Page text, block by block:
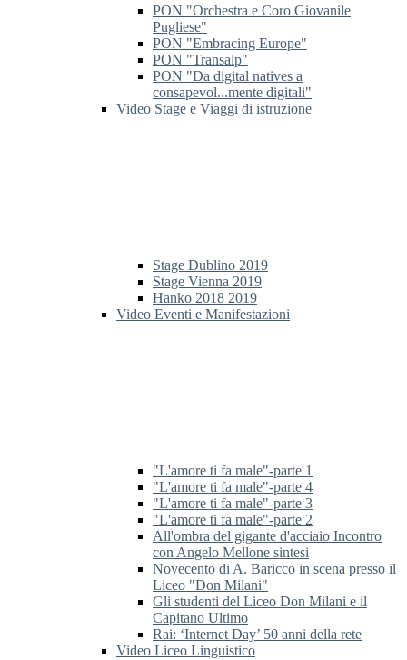
PON "Orchestra e Coro Giovanile
Pugliese"
PON "Embracing Europe"
PON "Transalp"
PON "Da digital natives a
consapevol...mente digitali"
Video Stage e Viaggi di istruzione
Stage Dublino 2019
Stage Vienna 2019
Hanko 2018 2019
Video Eventi e Manifestazioni
"L'amore ti fa male"-parte 1
"L'amore ti fa male"-parte 4
"L'amore ti fa male"-parte 3
"L'amore ti fa male"-parte 2
All'ombra del gigante d'acciaio Incontro
con Angelo Mellone sintesi
Novecento di A. Baricco in scena presso il
Liceo "Don Milani"
Gli studenti del Liceo Don Milani e il
Capitano Ultimo
Rai: ‘Internet Day’ 50 anni della rete
Video Liceo Linguistico